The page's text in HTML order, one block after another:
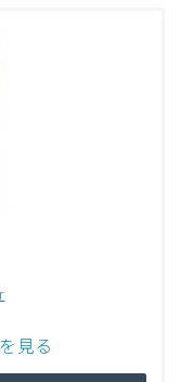
見る